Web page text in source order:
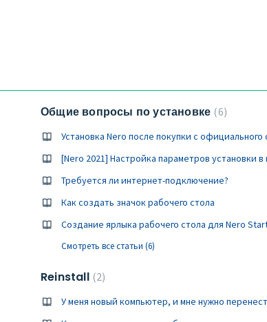
Общие вопросы по установке 6
Установка Nero после покупки с официального
[Nero 2021] Настройка параметров установки
Требуется ли интернет-подключение?
Как создать значок рабочего стола
Создание ярлыка рабочего стола для Nero
Смотреть все статьи (6)
Reinstall 2